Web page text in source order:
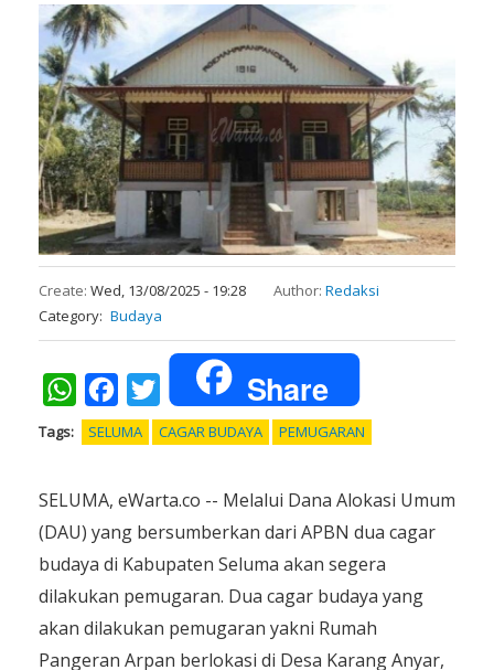
Create: Wed, 13/08/2025 - 19:28 Author: Redaksi
Category Budaya
WhatsAppFacebookTwitter Share
Tags SELUMA CAGAR BUDAYA PEMUGARAN
SELUMA, eWarta.co -- Melalui Dana Alokasi Umum
(DAU) yang bersumberkan dari APBN dua cagar
budaya di Kabupaten Seluma akan segera
dilakukan pemugaran. Dua cagar budaya yang
akan dilakukan pemugaran yakni Rumah
Pangeran Arpan berlokasi di Desa Karang Anyar,